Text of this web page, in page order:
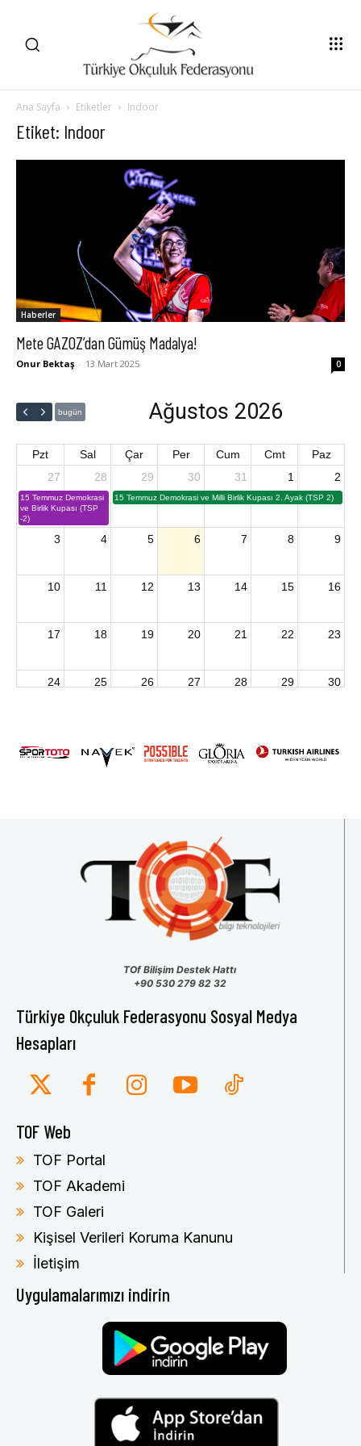
Ana Sayfa Etiketler Indoor
Etiket: Indoor
Haberler
Mete GAZOZ’dan Gümüş Madalya!
Onur Bektaş - 13 Mart 2025 0
bugün Ağustos 2026
Pzt Sal Çar Per Cum Cmt
Paz
27
15 Temmuz Demokrasi
ve Birlik Kupası (TSP
-2)
28 29
15 Temmuz Demokrasi ve Milli Birlik Kupası 2. Ayak (TSP 2)
30 31 1 2
3 4 5 6 7 8 9
10 11 12 13 14 15 16
17 18 19 20 21 22 23
24 25 26 27 28 29 30
TOf Bilişim Destek Hattı
+90 530 279 82 32
Türkiye Okçuluk Federasyonu Sosyal Medya
Hesapları
TOF Web
TOF Portal
TOF Akademi
TOF Galeri
Kişisel Verileri Koruma Kanunu
İletişim
Uygulamalarımızı indirin